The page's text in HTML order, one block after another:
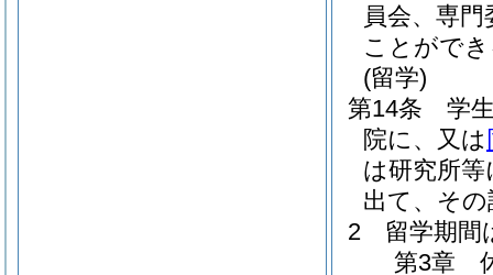
員会、専
ことがで
(留学)
第14条
学
院に、又は
は研究所
出て、そ
2
留学期間
第3章